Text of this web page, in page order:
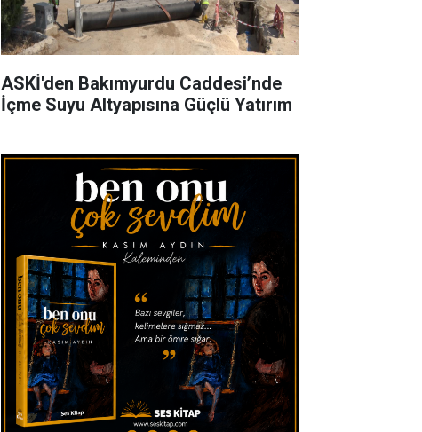
ASKİ'den Bakımyurdu Caddesi’nde
İçme Suyu Altyapısına Güçlü Yatırım